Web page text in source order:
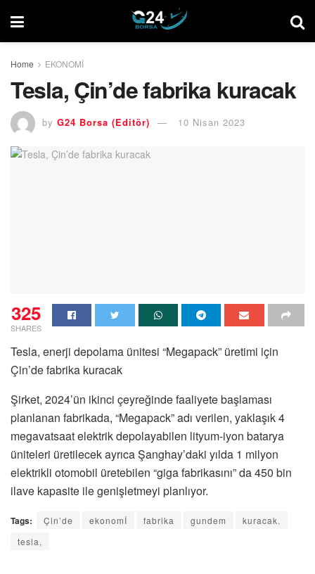
Home EKONOMİ
Tesla, Çin’de fabrika kuracak
by G24 Borsa (Editör) 10 Nisan 2023
325
SHARES
Tesla, enerji depolama ünitesi “Megapack” üretimi için
Çin’de fabrika kuracak
Şirket, 2024’ün ikinci çeyreğinde faaliyete başlaması
planlanan fabrikada, “Megapack” adı verilen, yaklaşık 4
megavatsaat elektrik depolayabilen lityum-iyon batarya
üniteleri üretilecek ayrıca Şanghay’daki yılda 1 milyon
elektrikli otomobil üretebilen “giga fabrikasını” da 450 bin
ilave kapasite ile genişletmeyi planlıyor.
Tags: Çin’de ekonomİ fabrika gundem
kuracak.
tesla,